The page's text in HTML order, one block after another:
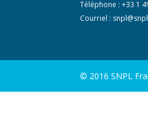
Téléphone : +33 1
Courriel :
© 2016 SNPL